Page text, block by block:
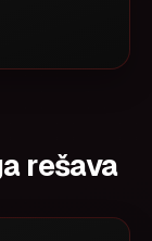
rešava